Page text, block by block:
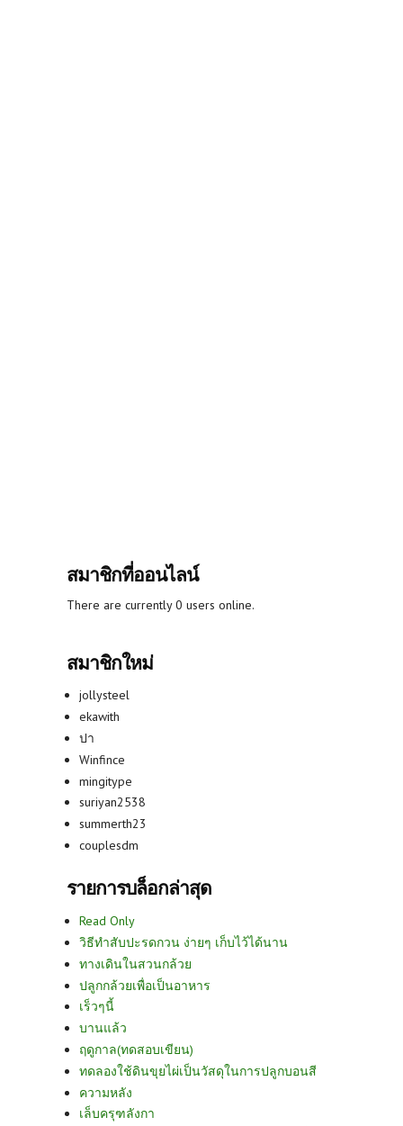
สมาชิกที่ออนไลน์
There are currently 0 users online.
สมาชิกใหม่
jollysteel
ekawith
ปา
Winfince
mingitype
suriyan2538
summerth23
couplesdm
รายการบล็อกล่าสุด
Read Only
วิธีทำสับปะรดกวน ง่ายๆ เก็บไว้ได้นาน
ทางเดินในสวนกล้วย
ปลูกกล้วยเพื่อเป็นอาหาร
เร็วๆนี้
บานแล้ว
ฤดูกาล(ทดสอบเขียน)
ทดลองใช้ดินขุยไผ่เป็นวัสดุในการปลูกบอนสี
ความหลัง
เล็บครุฑลังกา